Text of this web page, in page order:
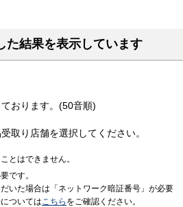
た結果を表示しています
おります。(50音順)
取り店舗を選択してください。
とはできません。
です。
いた場合は「ネットワーク暗証番号」が必要
ついてはこちら をご確認ください。